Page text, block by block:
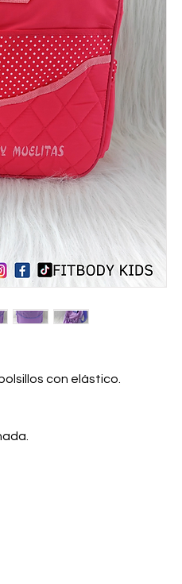
con elástico.